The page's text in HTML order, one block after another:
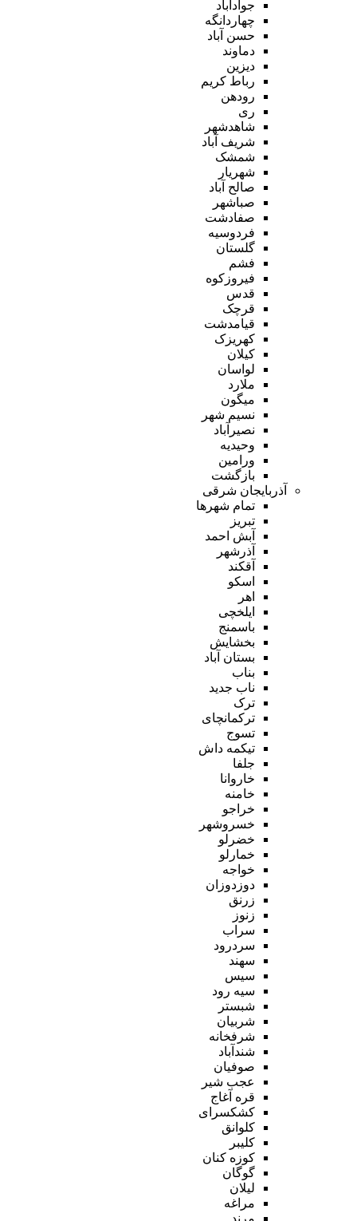
جوادآباد
چهاردانگه
حسن آباد
دماوند
دیزین
رباط کریم
رودهن
ری
شاهدشهر
شریف آباد
شمشک
شهریار
صالح آباد
صباشهر
صفادشت
فردوسیه
گلستان
فشم
فیروزکوه
قدس
قرچک
قیامدشت
کهریزک
کیلان
لواسان
ملارد
میگون
نسیم شهر
نصیرآباد
وحیدیه
ورامین
بازگشت
آذربایجان شرقی
تمام شهر‌ها
تبریز
آبش احمد
آذرشهر
آقکند
اسکو
اهر
ایلخچی
باسمنج
بخشایش
بستان آباد
بناب
ناب جدید
ترک
ترکمانچای
تسوج
تیکمه داش
جلفا
خاروانا
خامنه
خراجو
خسروشهر
خضرلو
خمارلو
خواجه
دوزدوزان
زرنق
زنوز
سراب
سردرود
سهند
سیس
سیه رود
شبستر
شربیان
شرفخانه
شندآباد
صوفیان
عجب شیر
قره آغاج
کشکسرای
کلوانق
کلیبر
کوزه کنان
گوگان
لیلان
مراغه
مرند